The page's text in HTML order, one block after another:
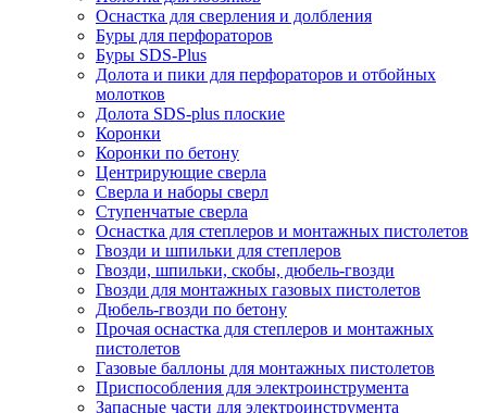
Оснастка для сверления и долбления
Буры для перфораторов
Буры SDS-Plus
Долота и пики для перфораторов и отбойных
молотков
Долота SDS-plus плоские
Коронки
Коронки по бетону
Центрирующие сверла
Сверла и наборы сверл
Ступенчатые сверла
Оснастка для степлеров и монтажных пистолетов
Гвозди и шпильки для степлеров
Гвозди, шпильки, скобы, дюбель-гвозди
Гвозди для монтажных газовых пистолетов
Дюбель-гвозди по бетону
Прочая оснастка для степлеров и монтажных
пистолетов
Газовые баллоны для монтажных пистолетов
Приспособления для электроинструмента
Запасные части для электроинструмента